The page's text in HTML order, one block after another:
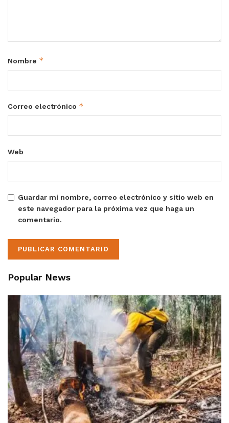
Nombre *
Correo electrónico *
Web
Guardar mi nombre, correo electrónico y sitio web en
este navegador para la próxima vez que haga un
comentario.
Popular News